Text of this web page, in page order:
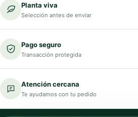
Planta viva
Selección antes de enviar
Pago seguro
Transacción protegida
Atención cercana
Te ayudamos con tu pedido